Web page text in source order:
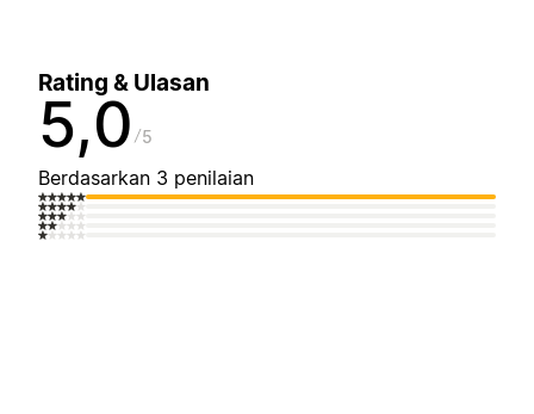
Rating & Ulasan
5,0 5
Berdasarkan 3 penilaian